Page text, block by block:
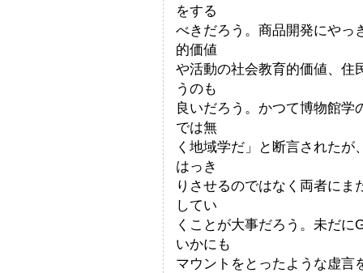
をする
べきだろう。商品開発にやっ
的価値
や活動の社会教育的価値、住
うのも
良いだろう。かつて博物館学
では無
く地域学だ」と断言された
はっき
りさせるのではなく両者に
してい
くことが大事だろう。未だ
いかにも
マウントをとったような虚言